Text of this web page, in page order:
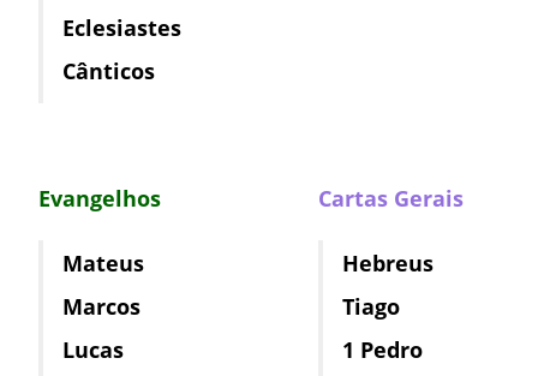
Eclesiastes
Cânticos
Evangelhos
Mateus
Marcos
Lucas
Cartas Gerais
Hebreus
Tiago
1 Pedro